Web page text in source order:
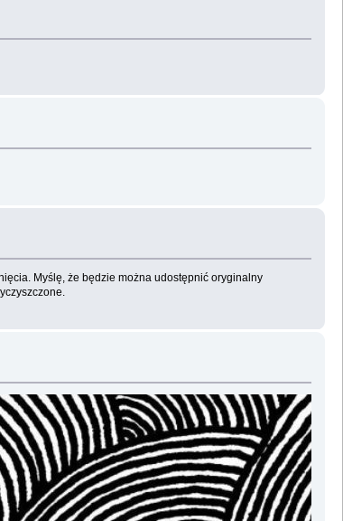
Myślę, że będzie można udostępnić oryginalny